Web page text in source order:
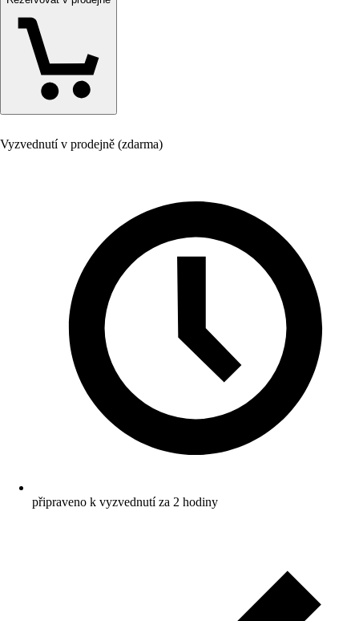
Vyzvednutí v prodejně (zdarma)
připraveno k vyzvednutí za 2 hodiny